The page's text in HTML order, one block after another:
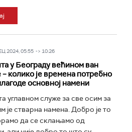
2024, 05:55 -> 10:26
у Београду већином ван
– колико је времена потребно
основној намени
углавном служе за све осим за
је стварна намена. Добро је то
да се склањамо од